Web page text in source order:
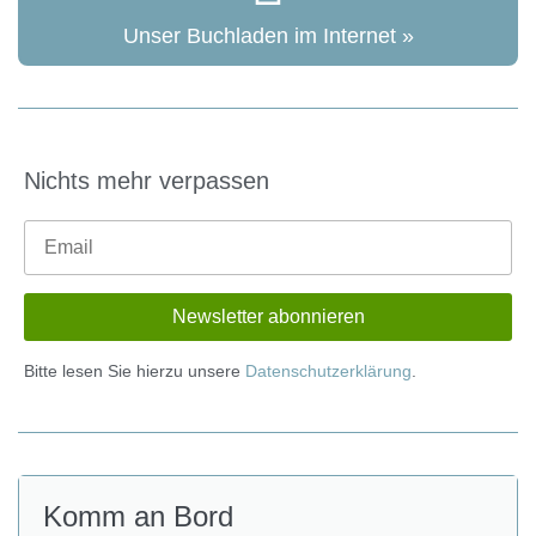
Unser Buchladen im Internet »
Nichts mehr verpassen
Bitte lesen Sie hierzu unsere Datenschutzerklärung
Komm an Bord